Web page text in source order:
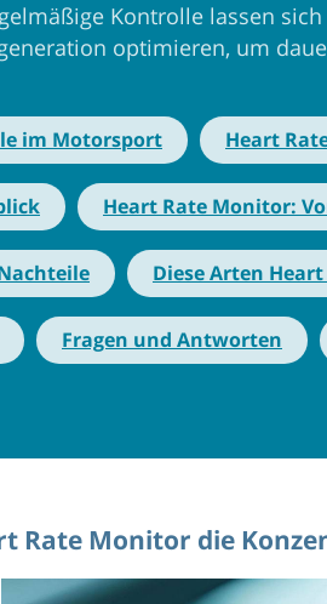
Kontrolle lassen
optimieren, um
im Motorsport Heart
Heart Rate Monitor:
Diese Arten
Fragen und Antworten
Rate Monitor die